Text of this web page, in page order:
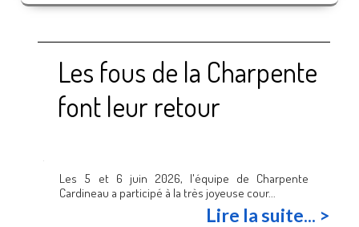
Les fous de la Charpente
font leur retour
Les 5 et 6 juin 2026, l'équipe de Charpente
Cardineau a participé à la très joyeuse cour...
Lire la suite... >